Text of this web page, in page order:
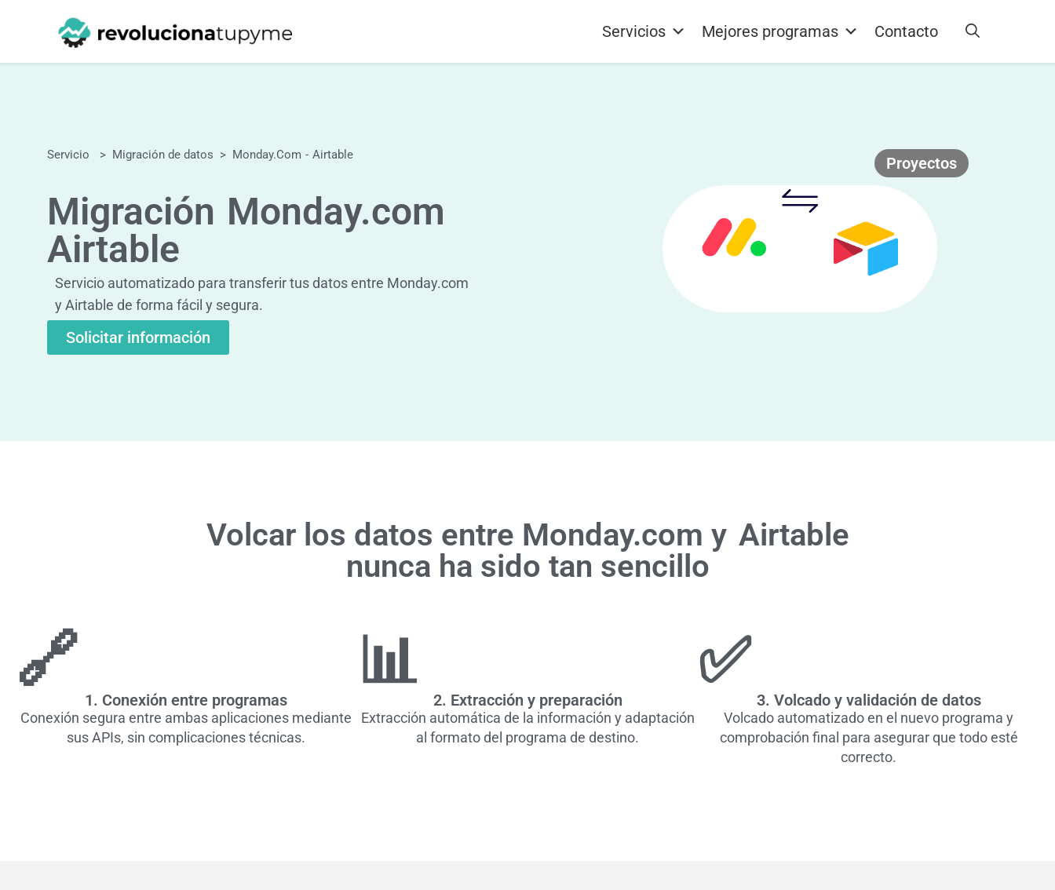
Servicios Mejores programas Contacto
Servicio > Migración de datos > Monday.com - Airtable Proyectos
Migración Monday.com
Airtable
Servicio automatizado para transferir tus datos entre Monday.com
y Airtable de forma fácil y segura.
Solicitar información
Volcar los datos entre Monday.com y Airtable
nunca ha sido tan sencillo
🔗
1. Conexión entre programas
Conexión segura entre ambas aplicaciones mediante
sus APIs, sin complicaciones técnicas.
📊
2. Extracción y preparación
Extracción automática de la información y adaptación
al formato del programa de destino.
✅
3. Volcado y validación de datos
Volcado automatizado en el nuevo programa y
comprobación final para asegurar que todo esté
correcto.